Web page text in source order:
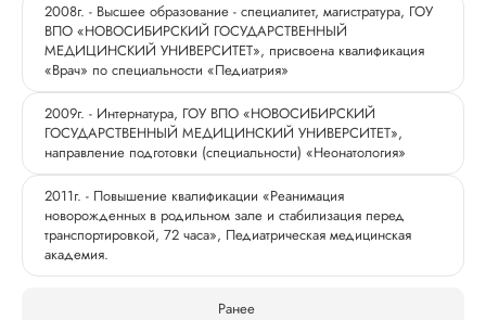
2008г. - Высшее образование - специалитет, магистратура, ГОУ
ВПО «НОВОСИБИРСКИЙ ГОСУДАРСТВЕННЫЙ
МЕДИЦИНСКИЙ УНИВЕРСИТЕТ», присвоена квалификация
«Врач» по специальности «Педиатрия»
2009г. - Интернатура, ГОУ ВПО «НОВОСИБИРСКИЙ
ГОСУДАРСТВЕННЫЙ МЕДИЦИНСКИЙ УНИВЕРСИТЕТ»,
направление подготовки (специальности) «Неонатология»
2011г. - Повышение квалификации «Реанимация
новорожденных в родильном зале и стабилизация перед
транспортировкой, 72 часа», Педиатрическая медицинская
академия.
Ранее